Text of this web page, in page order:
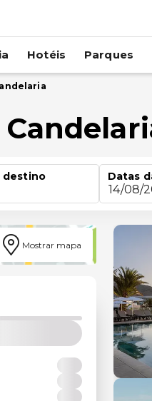
Hotéis Parques
destino
Datas
14/08/
Mostrar mapa